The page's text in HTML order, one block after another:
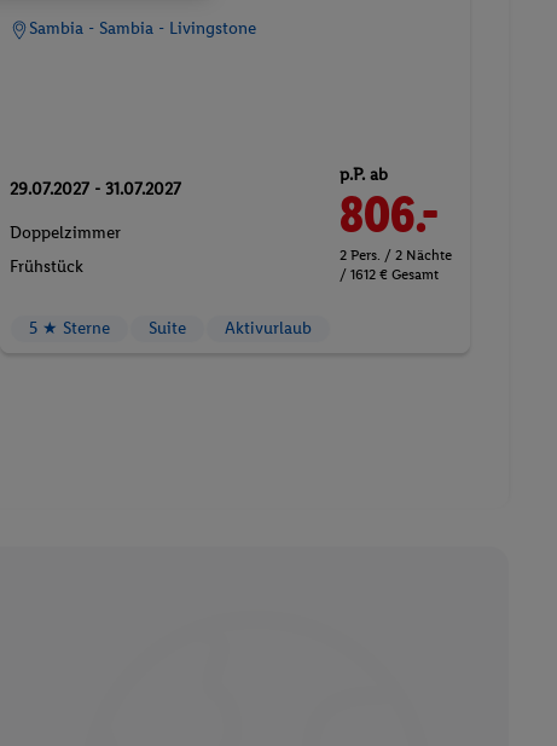
Sambia - Sambia - Livingstone
29.07.2027 - 31.07.2027
Doppelzimmer
Frühstück
p.P. ab
806.-
2 Pers. / 2 Nächte
/ 1612 € Gesamt
5 ★ Sterne Suite Aktivurlaub